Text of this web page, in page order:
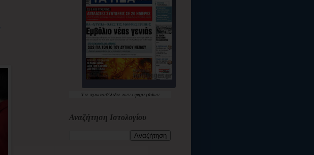
Τα πρωτοσέλιδατων εφημερίδων
Αναζήτηση Ιστολογίου